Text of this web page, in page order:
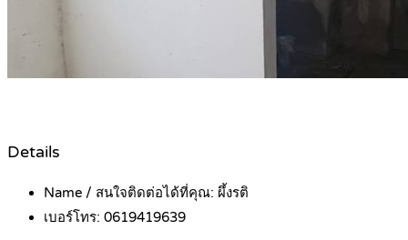
Details
Name / สนใจติดต่อได้ที่คุณ: ผึ้งรติ
เบอร์โทร: 0619419639